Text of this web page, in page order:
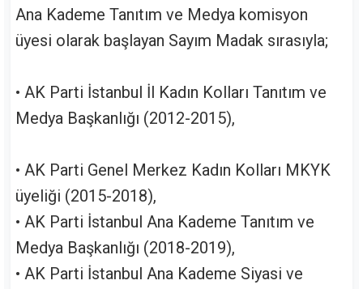
Ana Kademe Tanıtım ve Medya komisyon
üyesi olarak başlayan Sayım Madak sırasıyla;
• AK Parti İstanbul İl Kadın Kolları Tanıtım ve
Medya Başkanlığı (2012-2015),
• AK Parti Genel Merkez Kadın Kolları MKYK
üyeliği (2015-2018),
• AK Parti İstanbul Ana Kademe Tanıtım ve
Medya Başkanlığı (2018-2019),
• AK Parti İstanbul Ana Kademe Siyasi ve